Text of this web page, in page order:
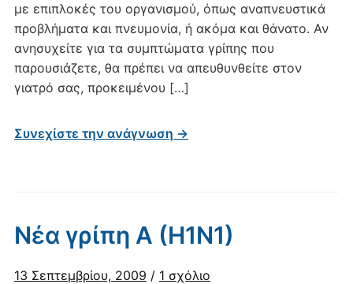
με επιπλοκές του οργανισμού, όπως αναπνευστικά
προβλήματα και πνευμονία, ή ακόμα και θάνατο. Αν
ανησυχείτε για τα συμπτώματα γρίπης που
παρουσιάζετε, θα πρέπει να απευθυνθείτε στον
γιατρό σας, προκειμένου […]
Συνεχίστε την ανάγνωση →
Νέα γρίπη Α (Η1Ν1)
13 Σεπτεμβρίου, 2009 / 1 σχόλιοστο